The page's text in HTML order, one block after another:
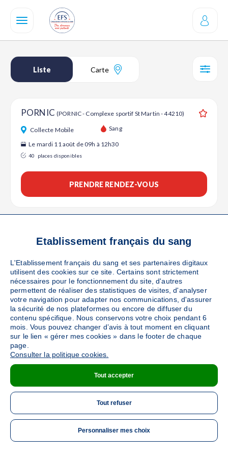
contenu
Liste Carte
ME
PORNIC (PORNIC - Complexe sportif St Martin - 44210)
Collecte Mobile Sang
Le mardi 11 août de 09h à 12h30
40 places disponibles
PRENDRE RENDEZ-VOUS
Etablissement français du sang
L'Etablissement français du sang et ses partenaires digitaux
utilisent des cookies sur ce site. Certains sont strictement
nécessaires pour le fonctionnement du site, d'autres
permettent de réaliser des statistiques de visites, d'analyser
votre navigation pour adapter nos communications, d'assurer
la sécurité de nos plateformes ou encore de diffuser du
contenu spécifique. Nous conservons votre choix pendant 6
mois. Vous pouvez changer d’avis à tout moment en cliquant
sur le lien « gérer mes cookies » dans le footer de chaque
page.
Consulter la politique cookies.
Tout accepter
Tout refuser
Personnaliser mes choix